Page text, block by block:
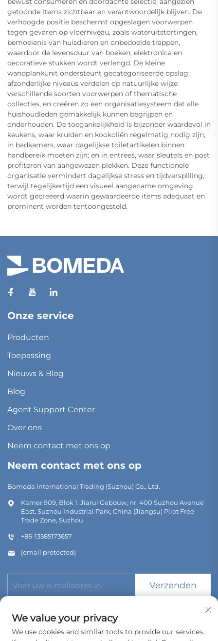
getoonde items zichtbaar en verantwoordelijk blijven. De
verhoogde positie beschermt opgeslagen voorwerpen
tegen gevaren op vloerniveau, zoals wateruitstortingen,
bemoeienis van huisdieren en onbedoelde trappen,
waardoor de levensduur van boeken, elektronica en
decoratieve stukken wordt verlengd. De kleine
wandplankunit ondersteunt gecategoriseerde opslag:
afzonderlijke niveaus verdelen op natuurlijke wijze
verschillende soorten voorwerpen of thematische
collecties, en creëren zo een organisatiesysteem dat alle
huishoudleden gemakkelijk kunnen begrijpen en
onderhouden. De toegankelijkheid is bijzonder waardevol in
keukens, waar kruiden en kookoliën regelmatig nodig zijn;
in badkamers, waar dagelijkse toiletartikelen binnen
handbereik moeten zijn; en in entrees, waar sleutels en post
profiteren van aangewezen plekken. Deze functionele
organisatie vermindert dagelijkse stress en tijdverspilling,
terwijl tegelijkertijd een visueel aangename omgeving
wordt gecreëerd waarin gewaardeerde items adequaat en
prominent worden tentoongesteld.
Onze service
Producten
Toepassing
Nieuws & Blog
Blog
Agent Support Center
Over ons
Neem contact met ons op
Neem contact met ons op
Bomeda International Trading (Suzhou) Co., Ltd.
Kamer 909, Blok 1, Jiarui Gebouw, nr. 400 Suzhou Avenue
East, Suzhou Industrial Park, China (Jiangsu) Pilot Free
Trade Zone, Suzhou.
+86-13585173657
[email protected]
Verzenden
We value your privacy
We use cookies and similar tools to provide our services.